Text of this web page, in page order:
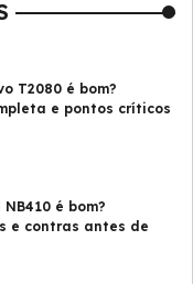
T2080 é bom?
e pontos críticos
é bom?
e contras antes de